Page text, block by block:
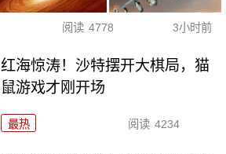
阅读 4778 3小时前
红海惊涛！沙特摆开大棋局，猫
鼠游戏才刚开场
最热 阅读 4234